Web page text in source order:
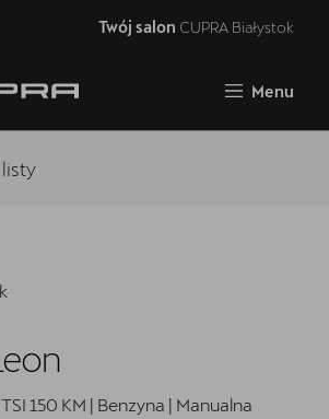
Twój salon CUPRA Białystok
Menu
150 KM | Benzyna | Manualna